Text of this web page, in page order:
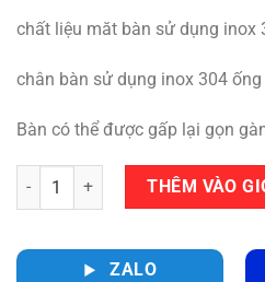
chất liệu măt bàn sử dụng inox
chân bàn sử dụng inox 304
Bàn có thể được gấp lại gọn
Số lượng THÊM VÀO
ZALO